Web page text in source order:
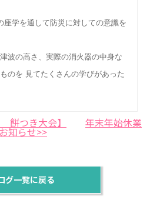
座学を通して防災に対しての意識を
波の高さ、実際の消火器の中身な
のを 見てたくさんの学びがあった
餅つき大会】 年末年始休業
知らせ>>
グ一覧に戻る